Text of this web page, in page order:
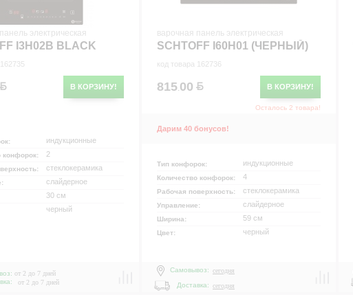
электрическая
I3H02B BLACK
В КОРЗИНУ!
индукционные
конфорок: 2
стеклокерамика
слайдерное
30 см
черный
от 2 до 7 дней
от 2 до 7 дней
варочная панель электрическая
SCHTOFF I60H01 (ЧЕРНЫЙ)
код товара 162736
В КОРЗИНУ!
815.00
Осталось 2 товара!
Дарим 40 бонусов!
Тип конфорок: индукционные
Количество конфорок: 4
Рабочая поверхность: стеклокерамика
Управление: слайдерное
Ширина: 59 см
Цвет: черный
Самовывоз: сегодня
Доставка: сегодня